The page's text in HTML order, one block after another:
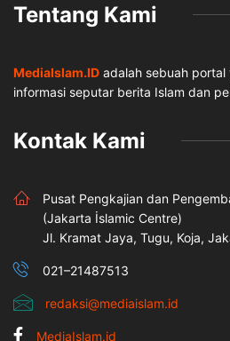
Tentang Kami
MediaIslam.ID adalah sebuah
informasi seputar berita Islam dan
Kontak Kami
Pusat Pengkajian dan
(Jakarta İslamic Centre)
Jl. Kramat Jaya, Tugu, Koja,
021–21487513
redaksi@mediaislam.id
MediaIslam.id